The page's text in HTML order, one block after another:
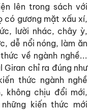
lên trong sách với
có gương mặt xấu xí,
lười nhác, chây ỳ,
dễ nổi nóng, làm ăn
về ngành nghề...
Giran chỉ ra đúng như
thức ngành nghề
không chịu đổi mới,
kiến thức mới